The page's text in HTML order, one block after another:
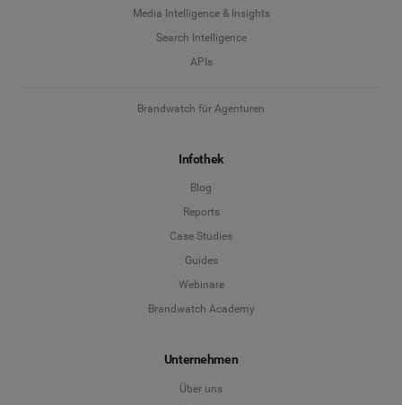
Media Intelligence & Insights
Search Intelligence
APIs
Brandwatch für Agenturen
Infothek
Blog
Reports
Case Studies
Guides
Webinare
Brandwatch Academy
Unternehmen
Über uns